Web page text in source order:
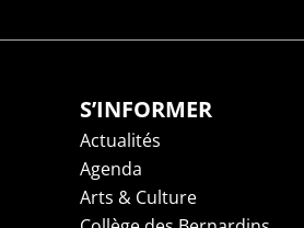
S’INFORMER
Actualités
Agenda
Arts & Culture